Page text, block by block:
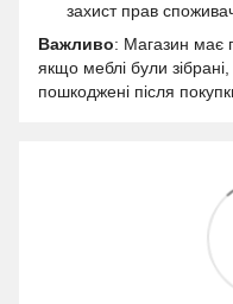
захист прав
Важливо: Магазин має
якщо меблі були
пошкоджені після